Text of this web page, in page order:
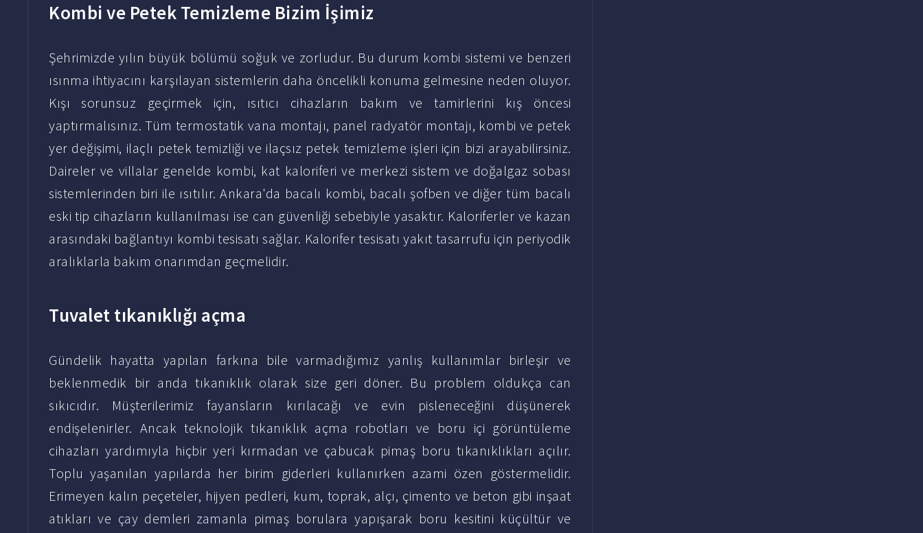
Kombi ve Petek Temizleme Bizim İşimiz
Şehrimizde yılın büyük bölümü soğuk ve zorludur. Bu durum kombi sistemi ve benzeri
ısınma ihtiyacını karşılayan sistemlerin daha öncelikli konuma gelmesine neden oluyor.
Kışı sorunsuz geçirmek için, ısıtıcı cihazların bakım ve tamirlerini kış öncesi
yaptırmalısınız. Tüm termostatik vana montajı, panel radyatör montajı, kombi ve petek
yer değişimi, ilaçlı petek temizliği ve ilaçsız petek temizleme işleri için bizi arayabilirsiniz.
Daireler ve villalar genelde kombi, kat kaloriferi ve merkezi sistem ve doğalgaz sobası
sistemlerinden biri ile ısıtılır. Ankara'da bacalı kombi, bacalı şofben ve diğer tüm bacalı
eski tip cihazların kullanılması ise can güvenliği sebebiyle yasaktır. Kaloriferler ve kazan
arasındaki bağlantıyı kombi tesisatı sağlar. Kalorifer tesisatı yakıt tasarrufu için periyodik
aralıklarla bakım onarımdan geçmelidir.
Tuvalet tıkanıklığı açma
Gündelik hayatta yapılan farkına bile varmadığımız yanlış kullanımlar birleşir ve
beklenmedik bir anda tıkanıklık olarak size geri döner. Bu problem oldukça can
sıkıcıdır. Müşterilerimiz fayansların kırılacağı ve evin pisleneceğini düşünerek
endişelenirler. Ancak teknolojik tıkanıklık açma robotları ve boru içi görüntüleme
cihazları yardımıyla hiçbir yeri kırmadan ve çabucak pimaş boru tıkanıklıkları açılır.
Toplu yaşanılan yapılarda her birim giderleri kullanırken azami özen göstermelidir.
Erimeyen kalın peçeteler, hijyen pedleri, kum, toprak, alçı, çimento ve beton gibi inşaat
atıkları ve çay demleri zamanla pimaş borulara yapışarak boru kesitini küçültür ve